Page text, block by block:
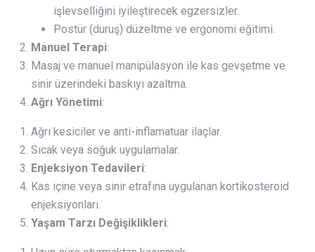
işlevselliğini iyileştirecek egzersizler.
Postür (duruş) düzeltme ve ergonomi eğitimi.
Manuel Terapi:
Masaj ve manuel manipülasyon ile kas gevşetme ve
sinir üzerindeki baskıyı azaltma.
Ağrı Yönetimi:
Ağrı kesiciler ve anti-inflamatuar ilaçlar.
Sıcak veya soğuk uygulamalar.
Enjeksiyon Tedavileri:
Kas içine veya sinir etrafına uygulanan kortikosteroid
enjeksiyonları.
Yaşam Tarzı Değişiklikleri: